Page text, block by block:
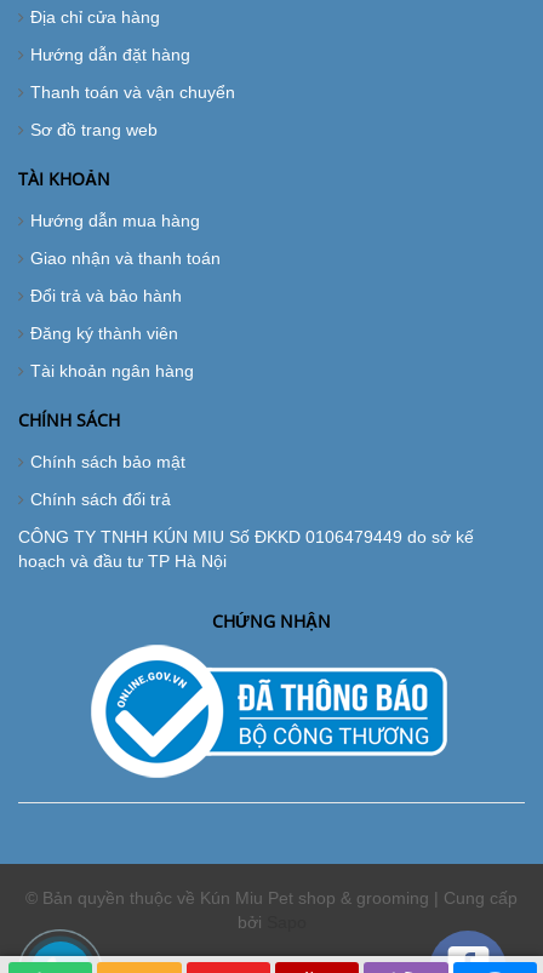
Địa chỉ cửa hàng
Hướng dẫn đặt hàng
Thanh toán và vận chuyển
Sơ đồ trang web
TÀI KHOẢN
Hướng dẫn mua hàng
Giao nhận và thanh toán
Đổi trả và bảo hành
Đăng ký thành viên
Tài khoản ngân hàng
CHÍNH SÁCH
Chính sách bảo mật
Chính sách đổi trả
CÔNG TY TNHH KÚN MIU Số ĐKKD 0106479449 do sở kế
hoạch và đầu tư TP Hà Nội
CHỨNG NHẬN
© Bản quyền thuộc về Kún Miu Pet shop & grooming | Cung cấp
bởi